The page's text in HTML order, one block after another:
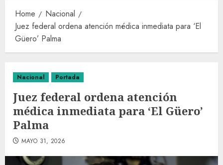
Home
Nacional
Juez federal ordena atención médica inmediata para ‘El
Güero’ Palma
Nacional Portada
Juez federal ordena atención
médica inmediata para ‘El Güero’
Palma
MAYO 31, 2026